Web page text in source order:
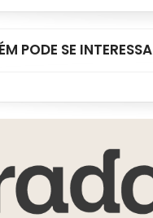
PODE SE